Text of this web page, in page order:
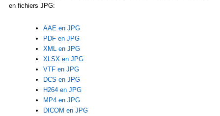
en fichiers JPG:
AAE en JPG
PDF en JPG
XML en JPG
XLSX en JPG
VTF en JPG
DCS en JPG
H264 en JPG
MP4 en JPG
DICOM en JPG